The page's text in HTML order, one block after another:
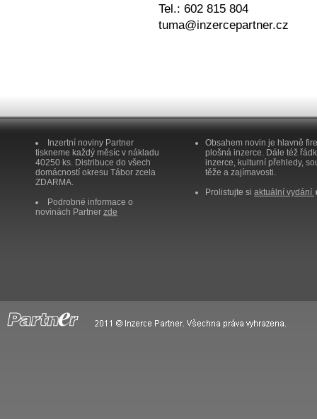
Tel.: 602 815 804
tuma@inzercepartner.cz
Inzertní noviny Partner
tiskneme každý měsíc v nákladu
40250 ks. Distribuce do všech
domácností okresu Tábor zcela
ZDARMA.
Podrobné informace o
novinách Partner zde
Obsahem novin je hlavně
plošná inzerce. Dále též
inzerce, kulturní přehledy,
těže a zajímavosti.
Prolistujte si aktuální vydání